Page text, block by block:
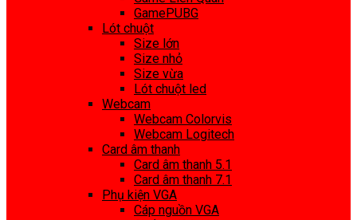
GamePUBG
Lót chuột
Size lớn
Size nhỏ
Size vừa
Lót chuột led
Webcam
Webcam Colorvis
Webcam Logitech
Card âm thanh
Card âm thanh 5.1
Card âm thanh 7.1
Phụ kiện VGA
Cáp nguồn VGA